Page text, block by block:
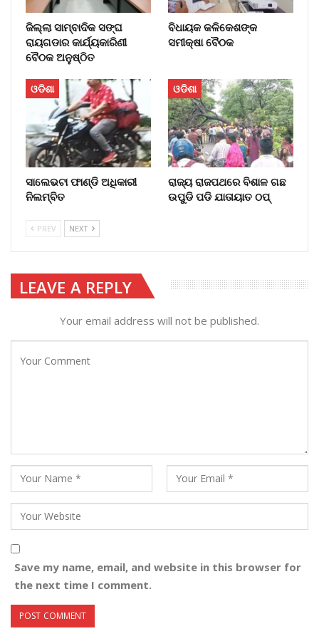
ଜିଲ୍ଲା ସାମ୍ବାଦିକ ସଙ୍ଘ
ରାୟଗଡାର କାର୍ଯ୍ୟକାରିଣୀ
ବୈଠକ ଅନୁଷ୍ଠିତ
ବିଧାୟକ କଳିକେଶଙ୍କ
ସମୀକ୍ଷା ବୈଠକ
ଓଡିଶା
ସାଲେଭଟା ଫାଣ୍ଡି ଅଧିକାରୀ
ନିଲମ୍ବିତ
ଓଡିଶା
ରାଜ୍ୟ ରାଜପଥରେ ବିଶାଳ ଗଛ
ଉପୁଡି ପଡି ଯାତାୟାତ ଠପ୍‌
PREV NEXT
LEAVE A REPLY
Your email address will not be published.
Save my name, email, and website in this browser for
the next time I comment.